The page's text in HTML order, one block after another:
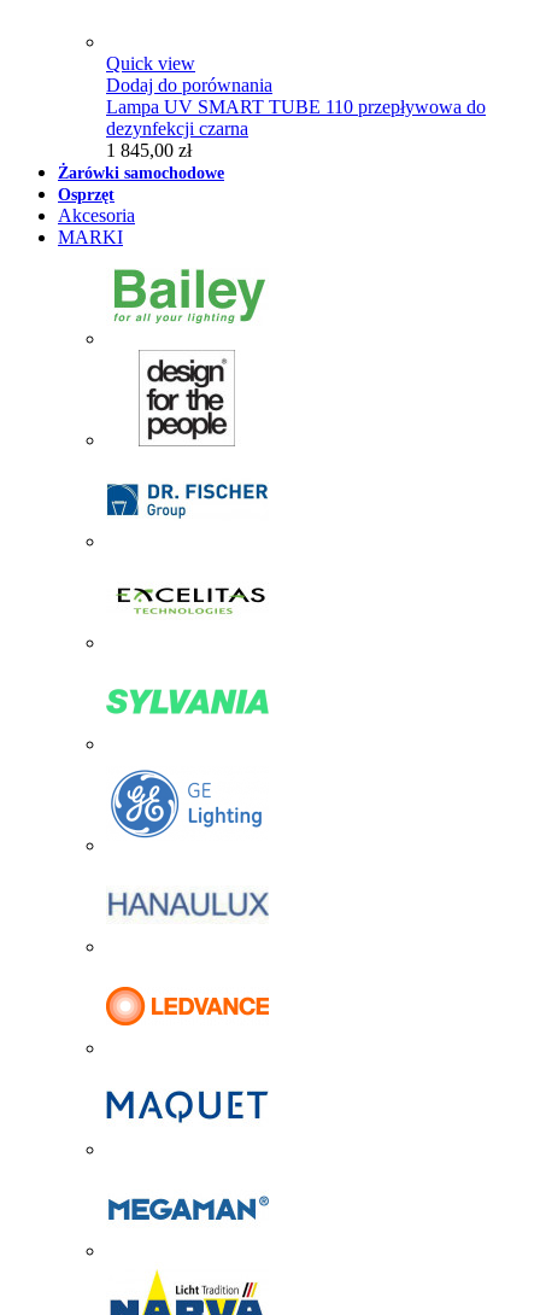
Quick view
Dodaj do porównania
Lampa UV SMART TUBE 110 przepływowa do
dezynfekcji czarna
1 845,00 zł
Żarówki samochodowe
Osprzęt
Akcesoria
MARKI